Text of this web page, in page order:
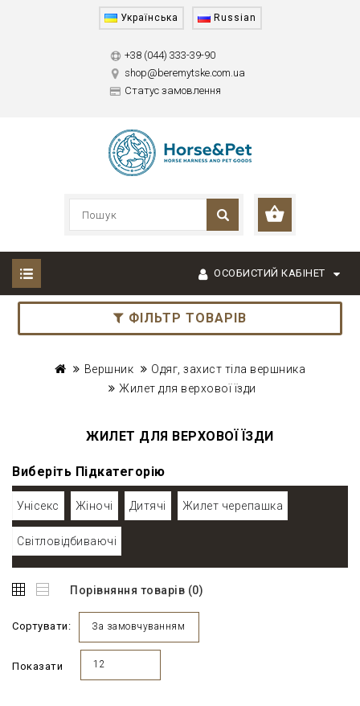
Українська Russian
+38 (044) 333-39-90
shop@beremytske.com.ua
Статус замовлення
ОСОБИСТИЙ КАБІНЕТ
ФІЛЬТР ТОВАРІВ
Вершник
Одяг, захист тіла вершника
Жилет для верхової їзди
ЖИЛЕТ ДЛЯ ВЕРХОВОЇ ЇЗДИ
Виберіть Підкатегорію
Унісекс Жіночі Дитячі Жилет черепашка
Світловідбиваючі
Порівняння товарів (0)
Сортувати: За замовчуванням
Показати 12